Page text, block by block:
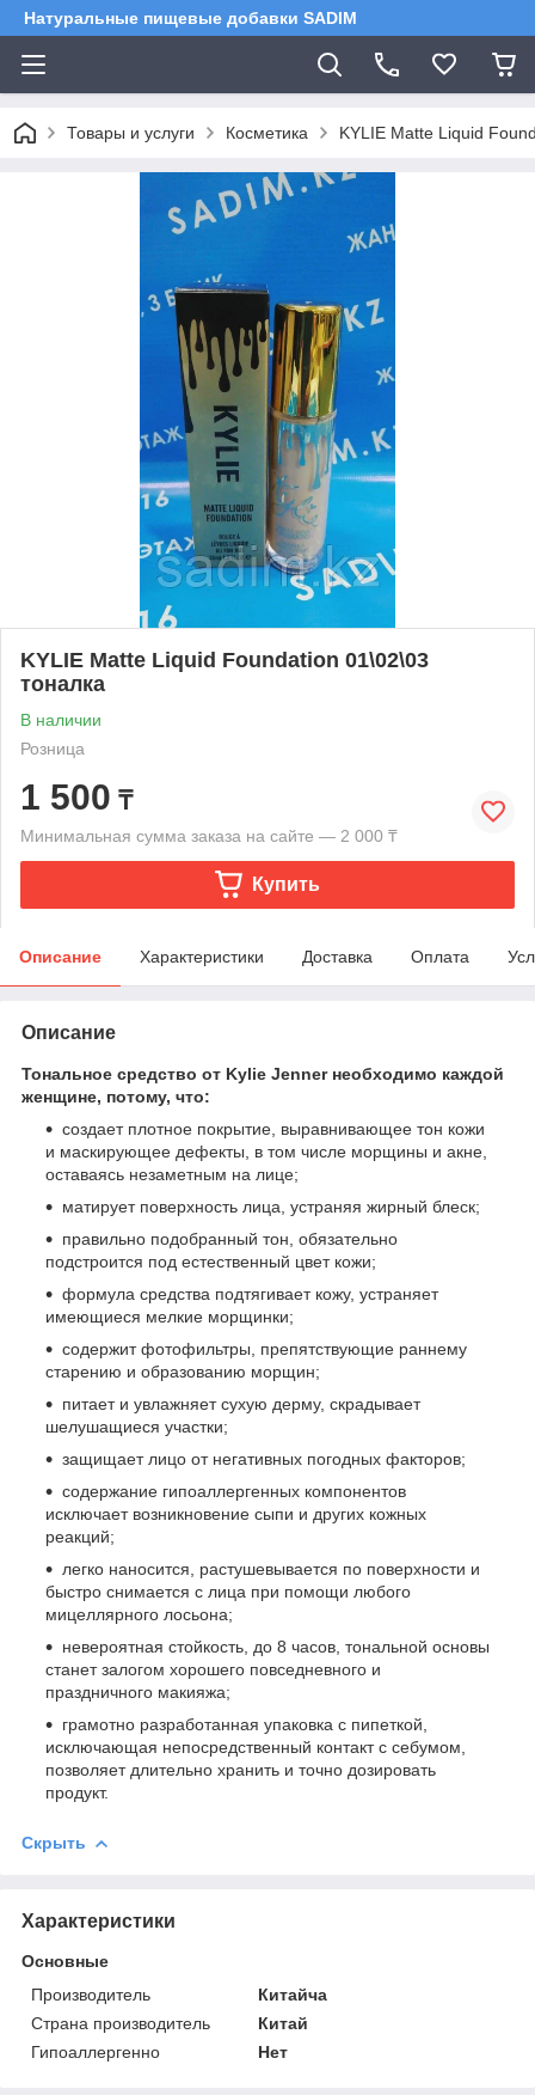
Натуральные пищевые добавки SADIM
Товары и услуги Косметика KYLIE Matte Liquid
KYLIE Matte Liquid Foundation 01\02\03
тоналка
В наличии
Розница
1 500 ₸
Минимальная сумма заказа на сайте — 2 000 ₸
Купить
Описание Характеристики Доставка Оплата
Описание
Тональное средство от Kylie Jenner необходимо каждой
женщине, потому, что:
создает плотное покрытие, выравнивающее тон кожи
и маскирующее дефекты, в том числе морщины и акне,
оставаясь незаметным на лице;
матирует поверхность лица, устраняя жирный блеск;
правильно подобранный тон, обязательно
подстроится под естественный цвет кожи;
формула средства подтягивает кожу, устраняет
имеющиеся мелкие морщинки;
содержит фотофильтры, препятствующие раннему
старению и образованию морщин;
питает и увлажняет сухую дерму, скрадывает
шелушащиеся участки;
защищает лицо от негативных погодных факторов;
содержание гипоаллергенных компонентов
исключает возникновение сыпи и других кожных
реакций;
легко наносится, растушевывается по поверхности и
быстро снимается с лица при помощи любого
мицеллярного лосьона;
невероятная стойкость, до 8 часов, тональной основы
станет залогом хорошего повседневного и
праздничного макияжа;
грамотно разработанная упаковка с пипеткой,
исключающая непосредственный контакт с себумом,
позволяет длительно хранить и точно дозировать
продукт.
Скрыть
Характеристики
Основные
Производитель
Китайча
Страна производитель
Китай
Гипоаллергенно
Нет